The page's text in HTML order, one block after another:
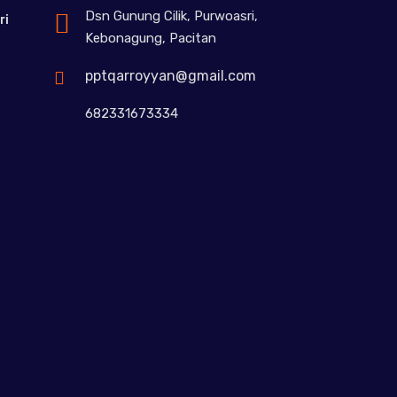
Dsn Gunung Cilik, Purwoasri,
Kebonagung, Pacitan
pptqarroyyan@gmail.com
682331673334